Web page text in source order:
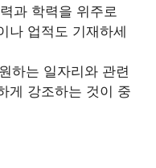
과 학력을 위주로
나 업적도 기재하세
하는 일자리와 관련
게 강조하는 것이 중